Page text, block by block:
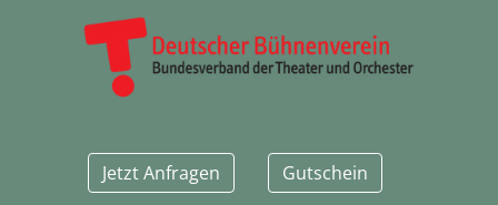
Jetzt Anfragen Gutschein